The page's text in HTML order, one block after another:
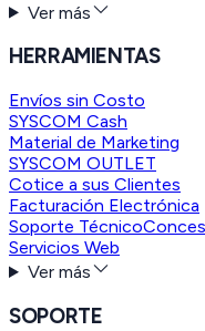
Ver más
HERRAMIENTAS
Envíos sin Costo
SYSCOM Cash
Material de Marketing
SYSCOM OUTLET
Cotice a sus Clientes
Facturación Electrónica
Soporte Técnico
Servicios Web
Ver más
SOPORTE